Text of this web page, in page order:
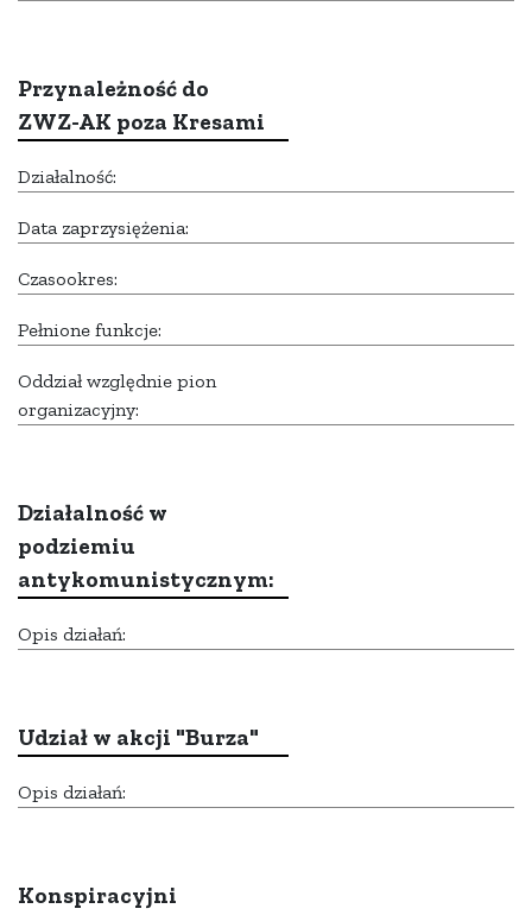
Przynależność do
ZWZ-AK poza Kresami
Działalność:
Data zaprzysiężenia:
Czasookres:
Pełnione funkcje:
Oddział względnie pion
organizacyjny:
Działalność w
podziemiu
antykomunistycznym:
Opis działań:
Udział w akcji "Burza"
Opis działań:
Konspiracyjni